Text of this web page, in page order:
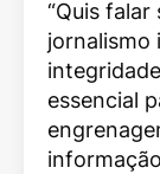
“Quis
jornalismo
essencial